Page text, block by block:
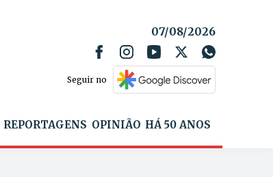
07/08/2026
Seguir no
REPORTAGENS OPINIÃO HÁ 50 ANOS